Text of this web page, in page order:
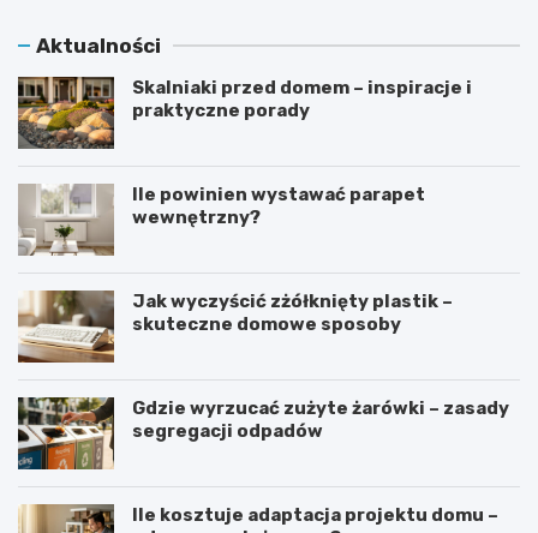
Aktualności
Skalniaki przed domem – inspiracje i
praktyczne porady
Ile powinien wystawać parapet
wewnętrzny?
Jak wyczyścić zżółknięty plastik –
skuteczne domowe sposoby
Gdzie wyrzucać zużyte żarówki – zasady
segregacji odpadów
Ile kosztuje adaptacja projektu domu –